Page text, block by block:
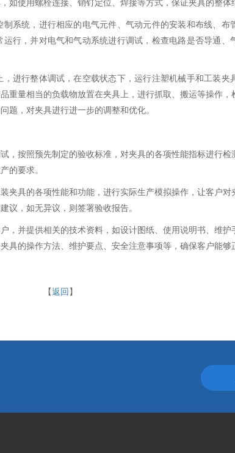
如使用螺栓连接、销钉定位、焊接等方式，保证夹具的整体
系统，进行相应的电气元件、气动元件的安装和布线、布
行，并对电气和气动系统进行调试，检查电路是否导通、
进行整体调试，在空载状态下，运行注塑机械手和工装夹
重量相当的负载物放置在夹具上，进行抓取、搬运等操作，
题，对夹具进行进一步的调整和优化。
，按照预先制定的验收标准，对夹具的各项性能指标进行检
的要求。
夹具的各项性能和功能，进行实际生产模拟操作，让客户对
议，如无异议，则签署验收报告。
，并提供相关的技术资料，如设计图纸、使用说明书、维护
具的操作方法、维护要点、安全注意事项等，确保客户能够
【返回 】